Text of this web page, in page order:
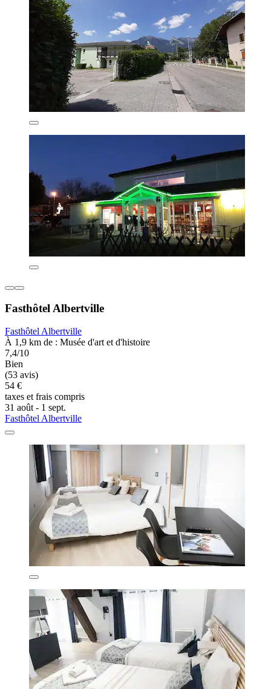
Fasthôtel Albertville
Fasthôtel Albertville
À 1,9 km de : Musée d'art et d'histoire
7,4/10
Bien
(53 avis)
54 €
taxes et frais compris
31 août - 1 sept.
Fasthôtel Albertville